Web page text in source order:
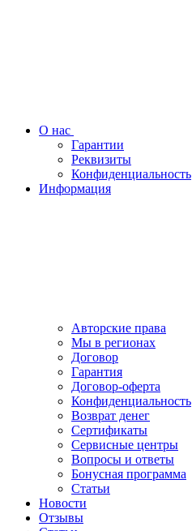
О нас
Гарантии
Реквизиты
Конфиденциальность
Информация
Авторские права
Мы в регионах
Договор
Гарантия
Договор-оферта
Конфиденциальность
Возврат денег
Сертификаты
Сервисные центры
Вопросы и ответы
Бонусная программа
Статьи
Новости
Отзывы